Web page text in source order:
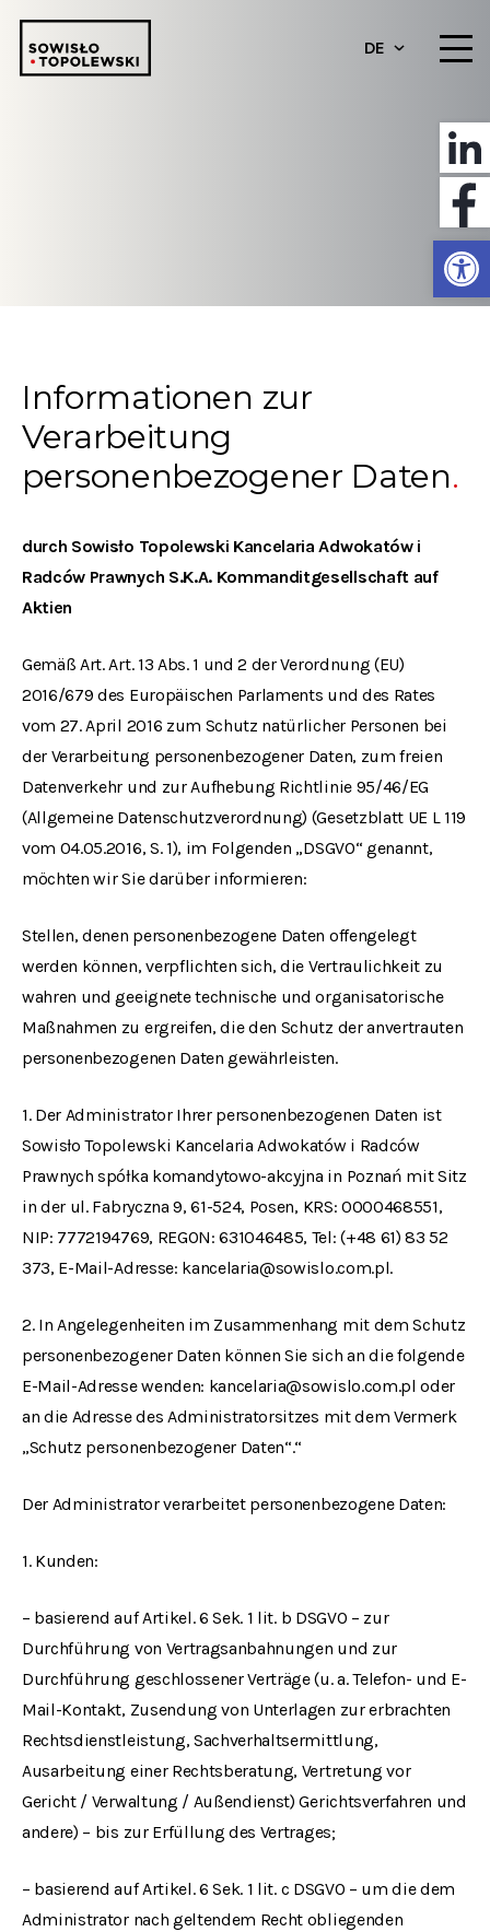
DE
Informationen zur
Verarbeitung
personenbezogener Daten
durch Sowisło Topolewski Kancelaria Adwokatów i
Radców Prawnych S.K.A. Kommanditgesellschaft auf
Aktien
Gemäß Art. Art. 13 Abs. 1 und 2 der Verordnung (EU)
2016/679 des Europäischen Parlaments und des Rates
vom 27. April 2016 zum Schutz natürlicher Personen bei
der Verarbeitung personenbezogener Daten, zum freien
Datenverkehr und zur Aufhebung Richtlinie 95/46/EG
(Allgemeine Datenschutzverordnung) (Gesetzblatt UE L 119
vom 04.05.2016, S. 1), im Folgenden „DSGVO“ genannt,
möchten wir Sie darüber informieren:
Stellen, denen personenbezogene Daten offengelegt
werden können, verpflichten sich, die Vertraulichkeit zu
wahren und geeignete technische und organisatorische
Maßnahmen zu ergreifen, die den Schutz der anvertrauten
personenbezogenen Daten gewährleisten.
1. Der Administrator Ihrer personenbezogenen Daten ist
Sowisło Topolewski Kancelaria Adwokatów i Radców
Prawnych spółka komandytowo-akcyjna in Poznań mit Sitz
in der ul. Fabryczna 9, 61-524, Posen, KRS: 0000468551,
NIP: 7772194769, REGON: 631046485, Tel: (+48 61) 83 52
373, E-Mail-Adresse: kancelaria@sowislo.com.pl.
2. In Angelegenheiten im Zusammenhang mit dem Schutz
personenbezogener Daten können Sie sich an die folgende
E-Mail-Adresse wenden: kancelaria@sowislo.com.pl oder
an die Adresse des Administratorsitzes mit dem Vermerk
„Schutz personenbezogener Daten“.“
Der Administrator verarbeitet personenbezogene Daten:
1. Kunden:
– basierend auf Artikel. 6 Sek. 1 lit. b DSGVO – zur
Durchführung von Vertragsanbahnungen und zur
Durchführung geschlossener Verträge (u. a. Telefon- und E-
Mail-Kontakt, Zusendung von Unterlagen zur erbrachten
Rechtsdienstleistung, Sachverhaltsermittlung,
Ausarbeitung einer Rechtsberatung, Vertretung vor
Gericht / Verwaltung / Außendienst) Gerichtsverfahren und
andere) – bis zur Erfüllung des Vertrages;
– basierend auf Artikel. 6 Sek. 1 lit. c DSGVO – um die dem
Administrator nach geltendem Recht obliegenden